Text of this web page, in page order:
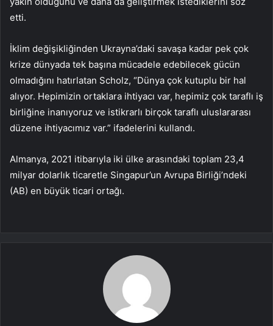
etti.
İklim değişikliğinden Ukrayna’daki savaşa kadar pek çok
krize dünyada tek başına mücadele edebilecek gücün
olmadığını hatırlatan Scholz, “Dünya çok kutuplu bir hal
alıyor. Hepimizin ortaklara ihtiyacı var, hepimiz çok taraflı iş
birliğine inanıyoruz ve istikrarlı birçok taraflı uluslararası
düzene ihtiyacımız var.” ifadelerini kullandı.
Almanya, 2021 itibarıyla iki ülke arasındaki toplam 23,4
milyar dolarlık ticaretle Singapur’un Avrupa Birliği’ndeki
(AB) en büyük ticari ortağı.